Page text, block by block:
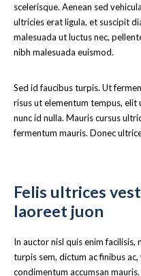
scelerisque. Aenean sed
ultricies erat ligula, et suscipit
malesuada ut luctus nec,
nibh malesuada euismod.
Sed id faucibus turpis. Ut
risus ut elementum tempus, elit
nunc id nulla. Mauris cursus
fermentum mauris. Donec
Felis ultrices
laoreet juon
In auctor nisl quis enim facilisis,
turpis sem, dictum ac finibus
condimentum accumsan mauris.